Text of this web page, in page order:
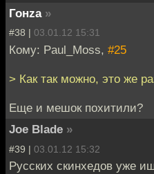
Гонzа »
#38 | 03.01.12 15:31
Кому: Paul_Moss, #25
> Как так можно, это же
Еще и мешок похитили?
Joe Blade »
#39 | 03.01.12 15:32
Русских скинхедов уже